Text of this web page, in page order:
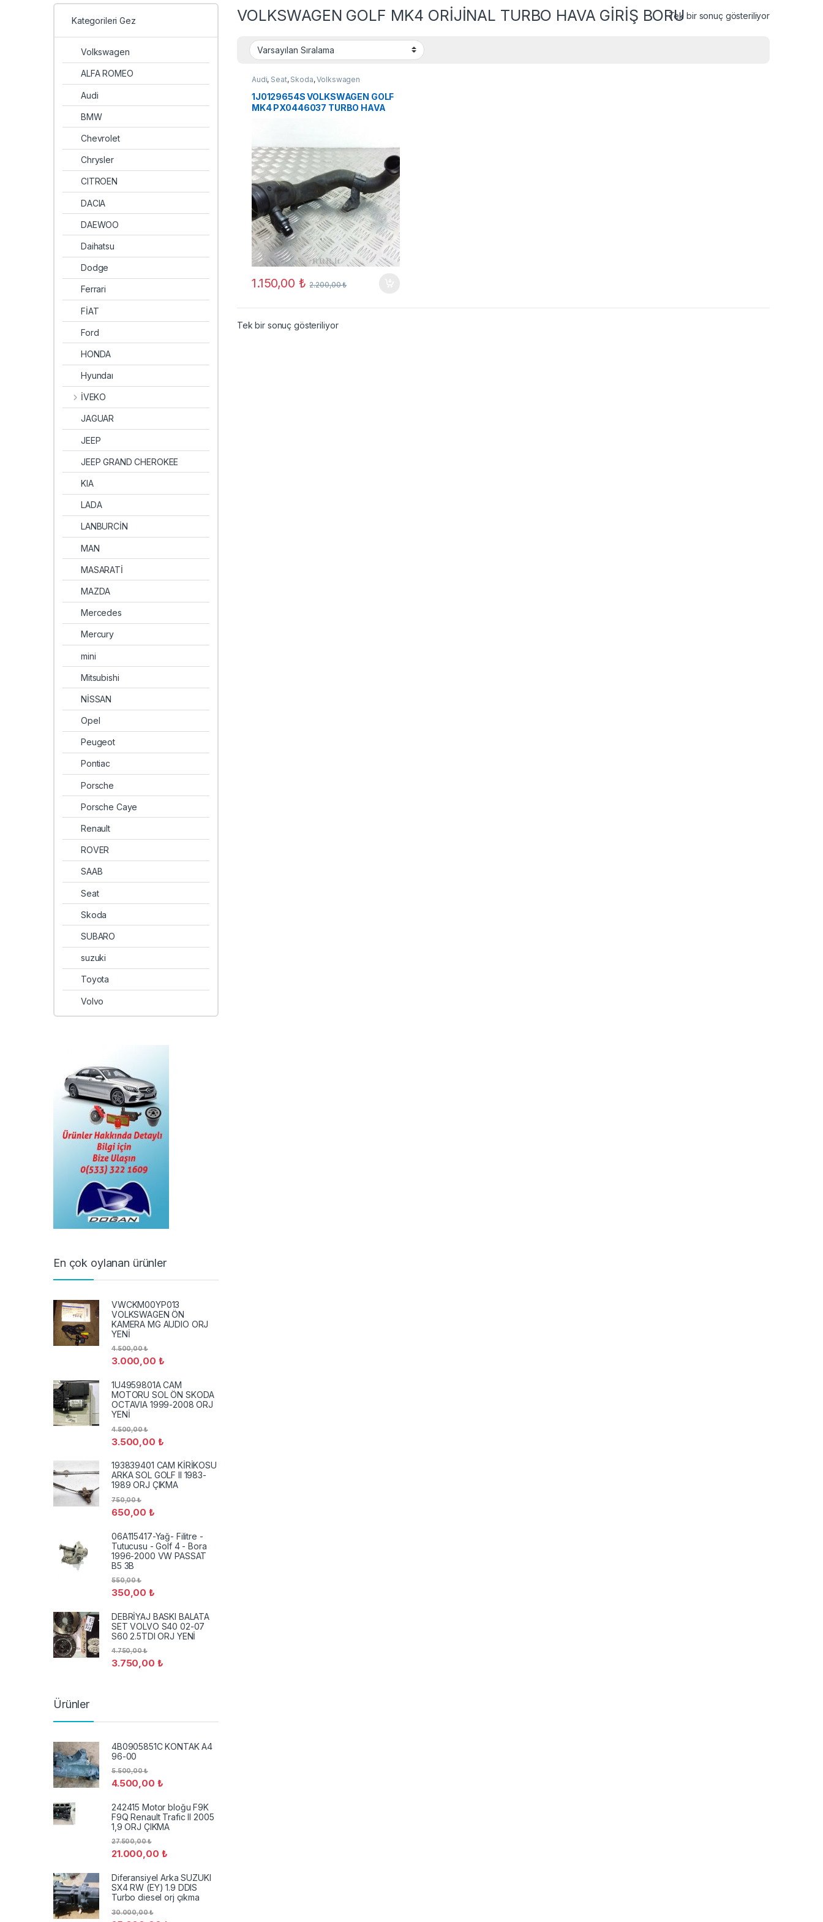
VOLKSWAGEN GOLF MK4 ORİJİNAL TURBO HAVA GİRİŞ BORUTek bir sonuç gösteriliyor
Audi, Seat, Skoda,Volkswagen
1J0129654S VOLKSWAGEN GOLF
MK4 PX0446037 TURBO HAVA
1.150,00 ₺ 2.200,00₺
Tek bir sonuç gösteriliyor
Kategorileri Gez
Volkswagen
ALFA ROMEO
Audi
BMW
Chevrolet
Chrysler
CITROEN
DACIA
DAEWOO
Daihatsu
Dodge
Ferrari
FİAT
Ford
HONDA
Hyundaı
İVEKO
JAGUAR
JEEP
JEEP GRAND CHEROKEE
KIA
LADA
LANBURCİN
MAN
MASARATİ
MAZDA
Mercedes
Mercury
mini
Mitsubishi
NİSSAN
Opel
Peugeot
Pontiac
Porsche
Porsche Caye
Renault
ROVER
SAAB
Seat
Skoda
SUBARO
suzuki
Toyota
Volvo
En çok oylanan ürünler
VWCKM00YP013
VOLKSWAGEN ÖN
KAMERA MG AUDIO ORJ
YENİ
3.000,00 ₺
4.500,00₺
1U4959801A CAM
MOTORU SOL ÖN SKODA
OCTAVIA 1999-2008 ORJ
YENİ
3.500,00 ₺
4.500,00₺
193839401 CAM KİRİKOSU
ARKA SOL GOLF II 1983-
1989 ORJ ÇIKMA
650,00₺
750,00₺
06A115417-Yağ- Filitre -
Tutucusu - Golf 4 - Bora
1996-2000 VW PASSAT
B5 3B
350,00₺
550,00₺
DEBRİYAJ BASKI BALATA
SET VOLVO S40 02-07
S60 2.5TDI ORJ YENİ
3.750,00 ₺
4.750,00₺
Ürünler
4B0905851C KONTAK A4
96-00
4.500,00 ₺
5.500,00₺
242415 Motor bloğu F9K
F9Q Renault Trafic II 2005
1,9 ORJ ÇIKMA
21.000,00 ₺
27.500,00₺
Diferansiyel Arka SUZUKI
SX4 RW (EY) 1.9 DDIS
Turbo diesel orj çıkma
30.000,00₺